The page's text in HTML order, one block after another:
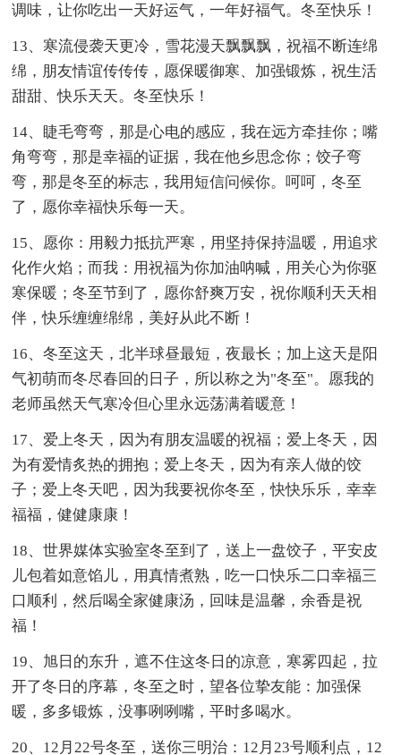
调味，让你吃出一天好运气，一年好福气。冬至快乐！
13、寒流侵袭天更冷，雪花漫天飘飘飘，祝福不断连绵
绵，朋友情谊传传传，愿保暖御寒、加强锻炼，祝生活
甜甜、快乐天天。冬至快乐！
14、睫毛弯弯，那是心电的感应，我在远方牵挂你；嘴
角弯弯，那是幸福的证据，我在他乡思念你；饺子弯
弯，那是冬至的标志，我用短信问候你。呵呵，冬至
了，愿你幸福快乐每一天。
15、愿你：用毅力抵抗严寒，用坚持保持温暖，用追求
化作火焰；而我：用祝福为你加油呐喊，用关心为你驱
寒保暖；冬至节到了，愿你舒爽万安，祝你顺利天天相
伴，快乐缠缠绵绵，美好从此不断！
16、冬至这天，北半球昼最短，夜最长；加上这天是阳
气初萌而冬尽春回的日子，所以称之为"冬至"。愿我的
老师虽然天气寒冷但心里永远荡满着暖意！
17、爱上冬天，因为有朋友温暖的祝福；爱上冬天，因
为有爱情炙热的拥抱；爱上冬天，因为有亲人做的饺
子；爱上冬天吧，因为我要祝你冬至，快快乐乐，幸幸
福福，健健康康！
18、世界媒体实验室冬至到了，送上一盘饺子，平安皮
儿包着如意馅儿，用真情煮熟，吃一口快乐二口幸福三
口顺利，然后喝全家健康汤，回味是温馨，余香是祝
福！
19、旭日的东升，遮不住这冬日的凉意，寒雾四起，拉
开了冬日的序幕，冬至之时，望各位挚友能：加强保
暖，多多锻炼，没事咧咧嘴，平时多喝水。
20、12月22号冬至，送你三明治：12月23号顺利点，12